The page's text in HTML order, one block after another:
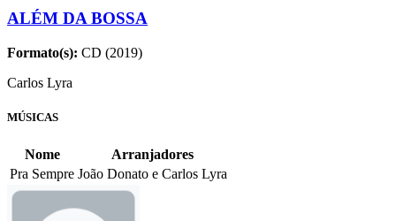
ALÉM DA BOSSA
Formato(s): CD (2019)
Carlos Lyra
MÚSICAS
Nome
Arranjadores
Pra Sempre João Donato e Carlos Lyra